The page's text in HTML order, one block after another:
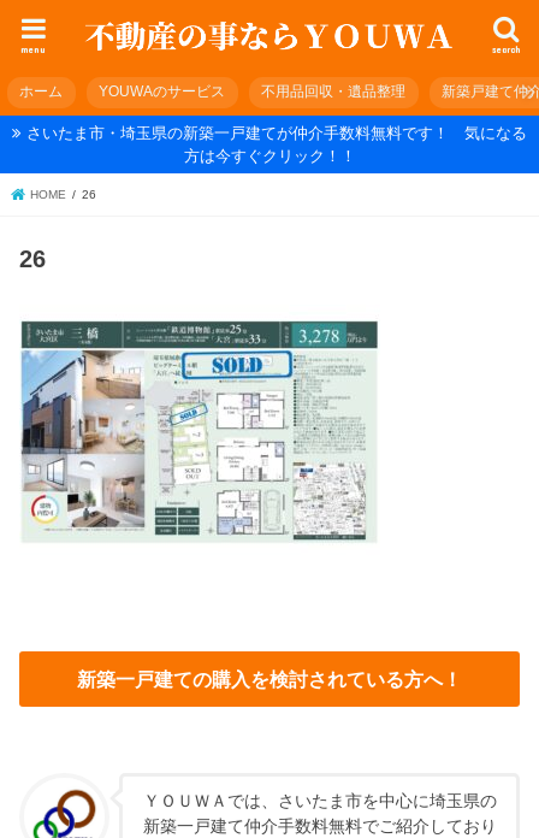
search
menu
ホーム YOUWAのサービス 不用品回収・遺品整理 新築戸建て仲
さいたま市・埼玉県の新築一戸建てが仲介手数料無料です！ 気になる
方は今すぐクリック！！
HOME 26
26
新築一戸建ての購入を検討されている方へ！
ＹＯＵＷＡでは、さいたま市を中心に埼玉県の
新築一戸建て仲介手数料無料でご紹介しており